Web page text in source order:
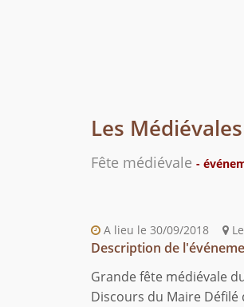
Les
Fête médiévale -
A lieu le 30/09/2018
Description de
Grande fête médiévale
Discours du Maire Défilé